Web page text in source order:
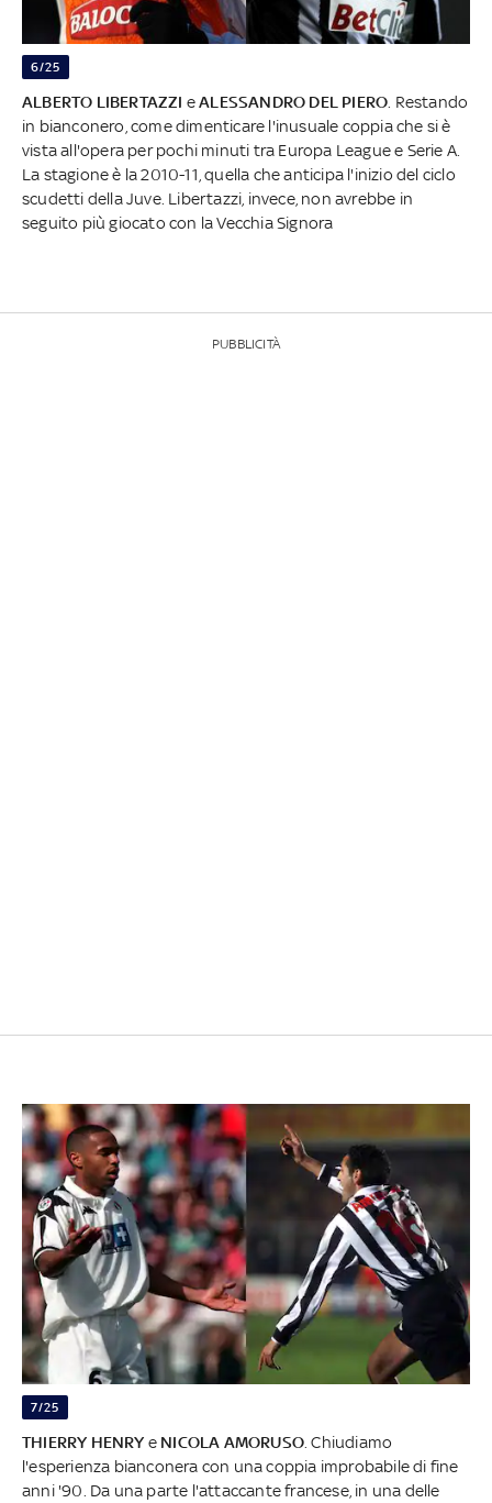
6/25
ALBERTO LIBERTAZZI eALESSANDRO DEL PIERO . Restando
in bianconero, come dimenticare l'inusuale coppia che si è
vista all'opera per pochi minuti tra Europa League e Serie A.
La stagione è la 2010-11, quella che anticipa l'inizio del ciclo
scudetti della Juve. Libertazzi, invece, non avrebbe in
seguito più giocato con la Vecchia Signora
PUBBLICITÀ
7/25
THIERRY HENRY e NICOLA AMORUSO . Chiudiamo
l'esperienza bianconera con una coppia improbabile di fine
anni '90. Da una parte l'attaccante francese, in una delle